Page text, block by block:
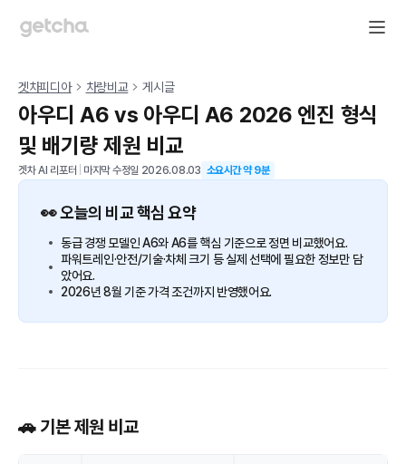
겟차피디아 차량비교 게시글
아우디 A6 vs 아우디 A6 2026 엔진 형식
및 배기량 제원 비교
겟차 AI 리포터 마지막 수정일 2026.08.03 소요시간 약9분
👀 오늘의 비교 핵심 요약
동급 경쟁 모델인 A6와 A6를 핵심 기준으로 정면 비교했어요.
파워트레인·안전/기술·차체 크기 등 실제 선택에 필요한 정보만 담
았어요.
2026년 8월 기준 가격 조건까지 반영했어요.
🚗 기본 제원 비교